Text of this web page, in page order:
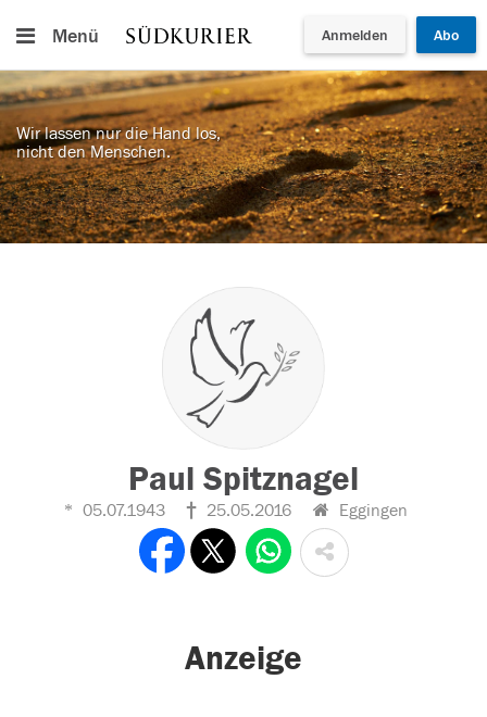
Menü Anmelden Abo
Wir lassen nur die Hand los,
nicht den Menschen.
Paul Spitznagel
05.07.1943 25.05.2016 Eggingen
Anzeige